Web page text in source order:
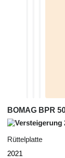
BOMAG BPR
Rüttelplatte
2021